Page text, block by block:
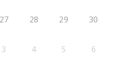
27 28 29 30
3 4 5 6